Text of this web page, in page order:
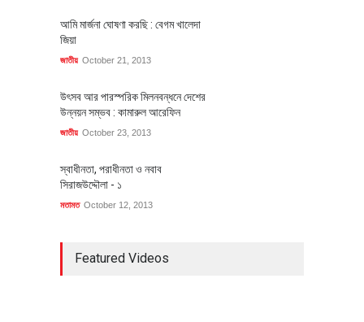
আমি মার্জনা ঘোষণা করছি : বেগম খালেদা
জিয়া
জাতীয় October 21, 2013
উৎসব আর পারস্পরিক মিলনবন্ধনে দেশের
উন্নয়ন সম্ভব : কামারুল আরেফিন
জাতীয় October 23, 2013
স্বাধীনতা, পরাধীনতা ও নবাব
সিরাজউদ্দৌলা - ১
মতামত October 12, 2013
Featured Videos